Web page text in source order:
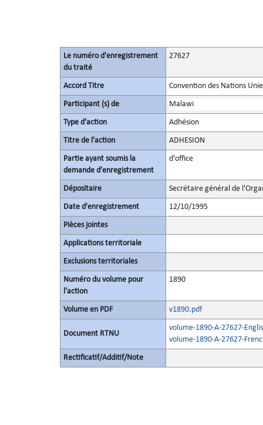
Le numéro d'enregistrement
du traité
27627
Accord Titre Convention des Nations
Participant (s) de Malawi
Type d'action Adhésion
Titre de l'action ADHESION
Partie ayant soumis la
demande d’enregistrement
d'office
Dépositaire Secrétaire général de
Date d'enregistrement 12/10/1995
Pièces jointes
Applications territoriale
Exclusions territoriales
Numéro du volume pour
l'action
1890
Volume en PDF v1890.pdf
Document RTNU
volume-1890-A-27627-
volume-1890-A-27627-
Rectificatif/Additif/Note